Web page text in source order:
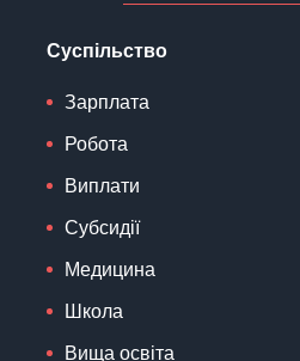
Суспільство
Зарплата
Робота
Виплати
Субсидії
Медицина
Школа
Вища освіта